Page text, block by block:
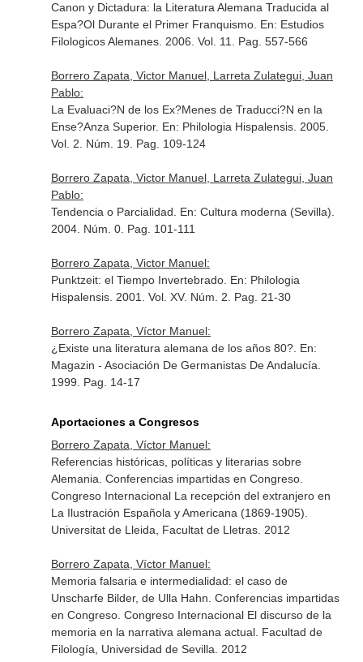
Canon y Dictadura: la Literatura Alemana Traducida al
Espa?Ol Durante el Primer Franquismo. En: Estudios
Filologicos Alemanes. 2006. Vol. 11. Pag. 557-566
Borrero Zapata, Victor Manuel, Larreta Zulategui, Juan
Pablo:
La Evaluaci?N de los Ex?Menes de Traducci?N en la
Ense?Anza Superior. En: Philologia Hispalensis. 2005.
Vol. 2. Núm. 19. Pag. 109-124
Borrero Zapata, Victor Manuel, Larreta Zulategui, Juan
Pablo:
Tendencia o Parcialidad. En: Cultura moderna (Sevilla)
2004. Núm. 0. Pag. 101-111
Borrero Zapata, Victor Manuel:
Punktzeit: el Tiempo Invertebrado. En: Philologia
Hispalensis. 2001. Vol. XV. Núm. 2. Pag. 21-30
Borrero Zapata, Víctor Manuel:
¿Existe una literatura alemana de los años 80?. En:
Magazin - Asociación De Germanistas De Andalucía
1999. Pag. 14-17
Aportaciones a Congresos
Borrero Zapata, Víctor Manuel:
Referencias históricas, políticas y literarias sobre
Alemania. Conferencias impartidas en Congreso.
Congreso Internacional La recepción del extranjero en
La Ilustración Española y Americana (1869-1905).
Universitat de Lleida, Facultat de Lletras. 2012
Borrero Zapata, Víctor Manuel:
Memoria falsaria e intermedialidad: el caso de
Unscharfe Bilder, de Ulla Hahn. Conferencias impartidas
en Congreso. Congreso Internacional El discurso de la
memoria en la narrativa alemana actual. Facultad de
Filología, Universidad de Sevilla. 2012